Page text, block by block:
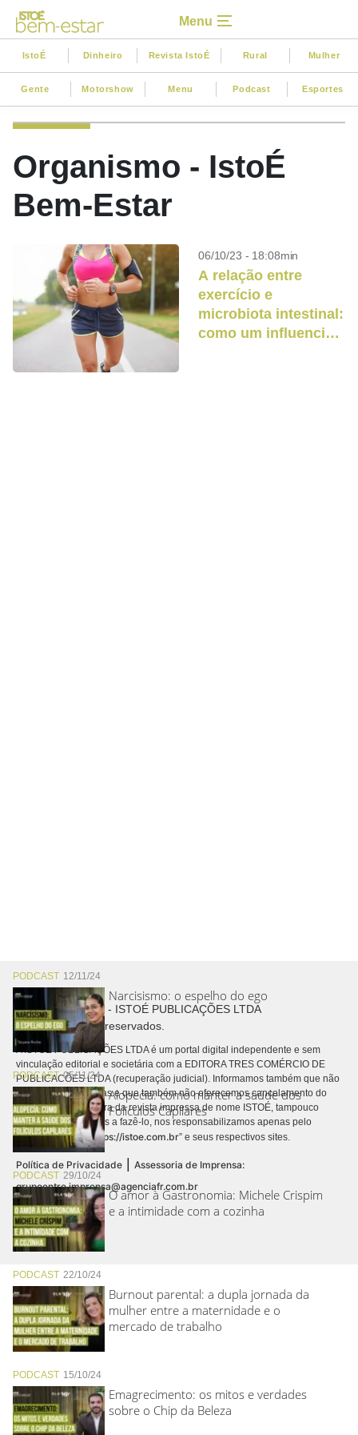
Menu
IstoÉ Dinheiro Revista IstoÉ Rural Mulher
Gente Motorshow Menu Podcast Esportes
Organismo - IstoÉ
Bem-Estar
06/10/23 - 18:08min
A relação entre
exercício e
microbiota intestinal:
como um influencia
PODCAST 12/11/24
Narcisismo: o espelho do ego
PODCAST05/11/24
Alopecia: como manter a saúde dos
Folículos Capilares
PODCAST 29/10/24
O amor à Gastronomia: Michele Crispim
e a intimidade com a cozinha
PODCAST 22/10/24
Burnout parental: a dupla jornada da
mulher entre a maternidade e o
mercado de trabalho
PODCAST 15/10/24
Emagrecimento: os mitos e verdades
sobre o Chip da Beleza
Copyright © 2026 - ISTOÉ PUBLICAÇÕES LTDA
Todos os direitos reservados.
A ISTOÉ PUBLICAÇÕES LTDA é um portal digital independente e sem
vinculação editorial e societária com a EDITORA TRES COMÉRCIO DE
PUBLICACÕES LTDA (recuperação judicial). Informamos também que não
realizamos cobranças e que também não oferecemos cancelamento do
contrato de assinatura da revista impressa de nome ISTOÉ, tampouco
autorizamos terceiros a fazê-lo, nos responsabilizamos apenas pelo
conteúdo digital “https://istoe.com.br” e seus respectivos sites.
Política de Privacidade | Assessoria de Imprensa:
grupoentre.imprensa@agenciafr.com.br